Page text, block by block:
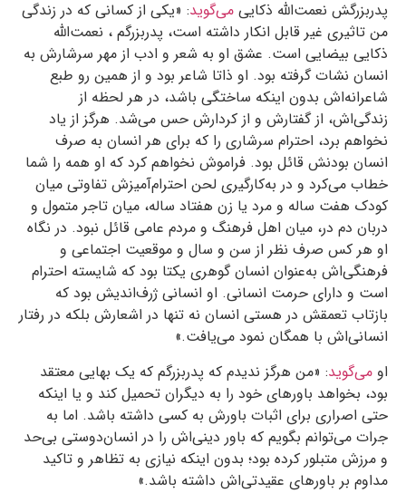
پدربزرگش نعمت‌الله ذکایی می‌گوید: «یکی از کسانی که در زندگی
من تاثیری غیر قابل انکار داشته است، پدربزرگم ، نعمت‌الله
ذکایی بیضایی است. عشق او به شعر و ادب از مهر سرشارش به
انسان نشات گرفته بود. او ذاتا شاعر بود و از همین رو طبع
شاعرانه‌اش بدون اینکه ساختگی باشد، در هر لحظه از
زندگی‌اش، از گفتارش و از کردارش حس می‌شد. هرگز از یاد
نخواهم برد، احترام سرشاری را که برای هر انسان به صرف
انسان بودنش قائل بود. فراموش نخواهم کرد که او همه را شما
خطاب می‌کرد و در به‌کارگیری لحن احترام‌آمیزش تفاوتی میان
کودک هفت ساله و مرد یا زن هفتاد ساله، میان تاجر متمول و
دربان دم در، میان اهل فرهنگ و مردم عامی قائل نبود. در نگاه
او هر کس صرف نظر از سن و سال و موقعیت اجتماعی و
فرهنگی‌اش به‌عنوان انسان گوهری یکتا بود که شایسته احترام
است و دارای حرمت انسانی. او انسانی ژرف‌اندیش بود که
بازتاب تعمقش در هستی انسان نه تنها در اشعارش بلکه در رفتار
انسانی‌اش با همگان نمود می‌یافت.»
او می‌گوید: «من هرگز ندیدم که پدربزرگم که یک بهایی معتقد
بود، بخواهد باورهای خود را به دیگران تحمیل کند و یا اینکه
حتی اصراری برای اثبات باورش به کسی داشته باشد. اما به
جرات می‌توانم بگویم که باور دینی‌اش را در انسان‌دوستی بی‌حد
و مرزش متبلور کرده بود؛ بدون اینکه نیازی به تظاهر و تاکید
مداوم بر باورهای عقیدتی‌اش داشته باشد.»